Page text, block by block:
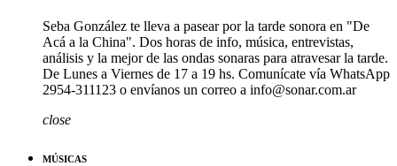
Seba González te lleva a pasear por la tarde sonora en "De
Acá a la China". Dos horas de info, música, entrevistas,
análisis y la mejor de las ondas sonaras para atravesar la tarde.
De Lunes a Viernes de 17 a 19 hs. Comunícate vía WhatsApp
2954-311123 o envíanos un correo a info@sonar.com.ar
close
MÚSICAS